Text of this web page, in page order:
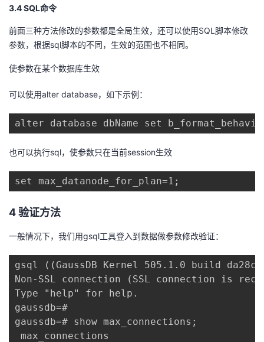
3.4SQL命令
前面三种方法修改的参数都是全局生效，还可以使用SQL脚本修改
参数，根据sql脚本的不同，生效的范围也不相同。
使参数在某个数据库生效
可以使用alter database，如下示例：
alter database dbName set
也可以执行sql，使参数只在当前session生效
set max_datanode_for_plan=1;
4验证方法
一般情况下，我们用gsql工具登入到数据做参数修改验证：
gsql ((GaussDB Kernel 505.1.0 build
Non-SSL connection (SSL connection is
Type "help" for help.
gaussdb=#
gaussdb=# show max_connections;
max_connections